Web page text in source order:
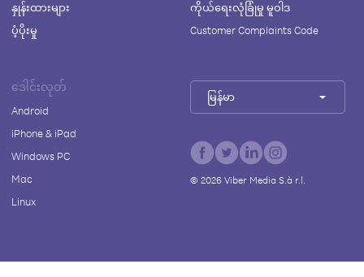
နှုန်းထားများ
ပံ့ပိုးမှု
ကိုယ်ရေးလုံခြုံမှု မူဝါဒ
Customer Complaints Code
ဒေါင်းလုတ်
Android
iPhone & iPad
Windows PC
Mac
Linux
မြန်မာ
© 2026Viber Media S.à r.l.